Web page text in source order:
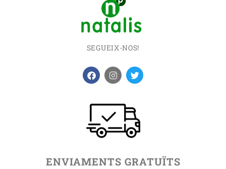
SEGUEIX-NOS!
ENVIAMENTS GRATUÏTS